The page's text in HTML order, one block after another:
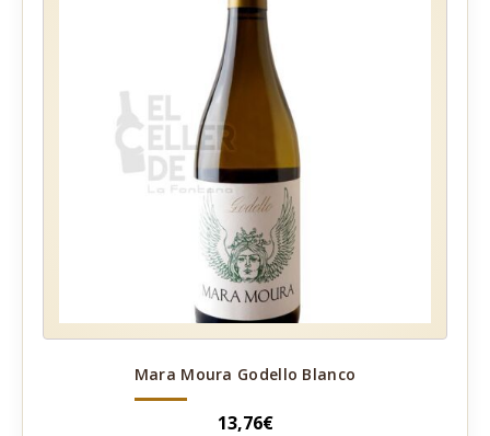
Mara Moura Godello Blanco
13,76€